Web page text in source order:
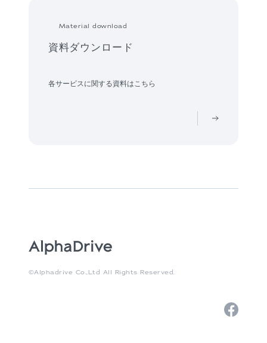
Material download
資料ダウンロード
各サービスに関する資料はこちら
©Alphadrive Co.,Ltd All Rights Reserved.